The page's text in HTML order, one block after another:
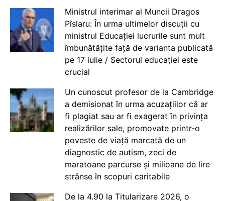
Ministrul interimar al Muncii Dragos
Pîslaru: În urma ultimelor discuții cu
ministrul Educației lucrurile sunt mult
îmbunătățite față de varianta publicată
pe 17 iulie / Sectorul educației este
crucial
Un cunoscut profesor de la Cambridge
a demisionat în urma acuzațiilor că ar
fi plagiat sau ar fi exagerat în privința
realizărilor sale, promovate printr-o
poveste de viață marcată de un
diagnostic de autism, zeci de
maratoane parcurse și milioane de lire
strânse în scopuri caritabile
De la 4.90 la Titularizare 2026, o